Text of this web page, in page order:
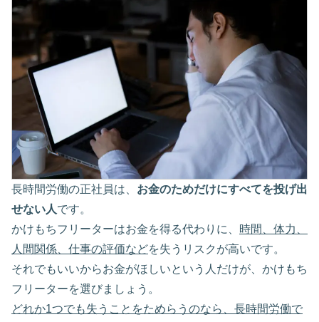
長時間労働の正社員は、 お金のためだけにすべてを投げ出
せない人です。
かけもちフリーターはお金を得る代わりに、 時間、体力、
人間関係、仕事の評価などを失うリスクが高いです。
それでもいいからお金がほしいという人だけが、かけもち
フリーターを選びましょう。
どれか1つでも失うことをためらうのなら、長時間労働で